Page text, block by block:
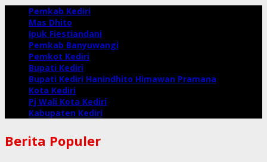
Pemkab Kediri
Mas Dhito
Ipuk Fiestiandani
Pemkab Banyuwangi
Pemkot Kediri
Bupati Kediri
Bupati Kediri Hanindhito Himawan Pramana
Kota Kediri
Pj Wali Kota Kediri
Kabupaten Kediri
Berita Populer